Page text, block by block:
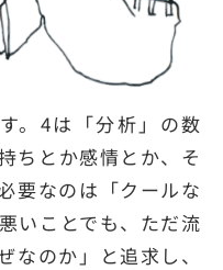
。4は「分析」の数
ちとか感情とか、そ
要なのは「クールな
いことでも、ただ流
なのか」と追求し、